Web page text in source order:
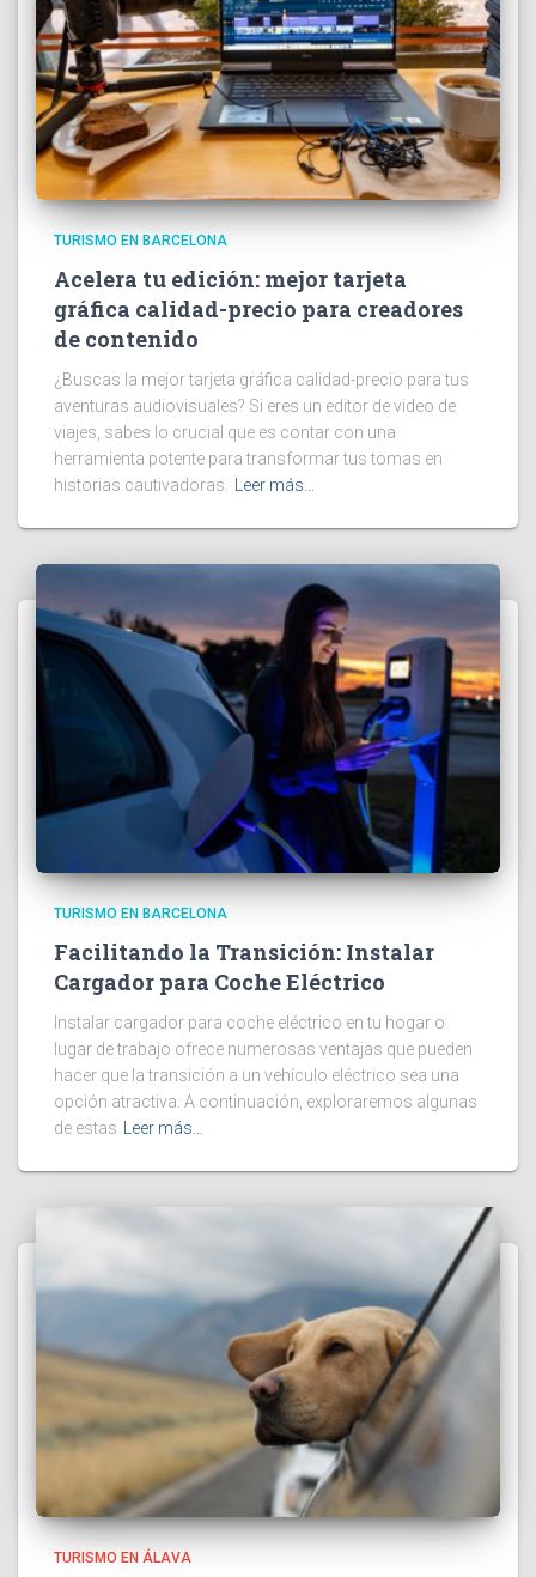
TURISMO EN BARCELONA
Acelera tu edición: mejor tarjeta
gráfica calidad-precio para creadores
de contenido
¿Buscas la mejor tarjeta gráfica calidad-precio para tus
aventuras audiovisuales? Si eres un editor de video de
viajes, sabes lo crucial que es contar con una
herramienta potente para transformar tus tomas en
historias cautivadoras.
Leer más…
TURISMO EN BARCELONA
Facilitando la Transición: Instalar
Cargador para Coche Eléctrico
Instalar cargador para coche eléctrico en tu hogar o
lugar de trabajo ofrece numerosas ventajas que pueden
hacer que la transición a un vehículo eléctrico sea una
opción atractiva. A continuación, exploraremos algunas
de estas Leer más…
TURISMO EN ÁLAVA